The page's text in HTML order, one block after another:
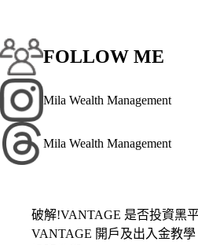
FOLLOW ME
Mila Wealth Management
Mila Wealth Management
破解!VANTAGE 是否投資黑
VANTAGE 開戶及出入金教學